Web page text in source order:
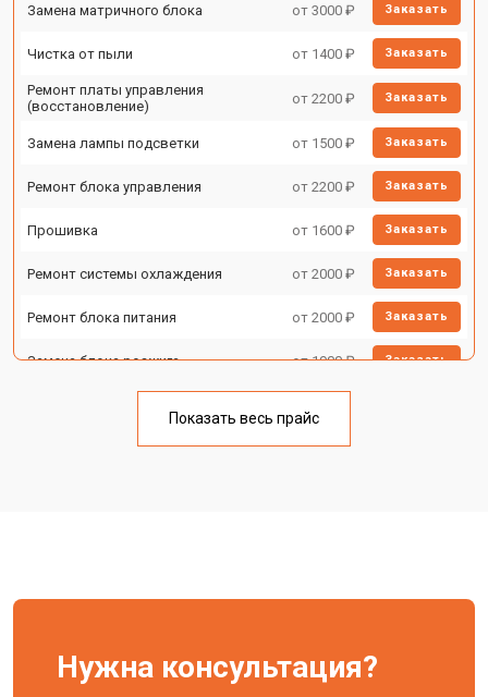
Замена матричного блока от 3000 ₽ Заказать
Чистка от пыли от 1400 ₽ Заказать
Ремонт платы управления
(восстановление)
от 2200 ₽ Заказать
Замена лампы подсветки от 1500 ₽ Заказать
Ремонт блока управления от 2200 ₽ Заказать
Прошивка от 1600 ₽ Заказать
Ремонт системы охлаждения от 2000 ₽ Заказать
Ремонт блока питания от 2000 ₽ Заказать
Замена блока розжига от 1900 ₽ Заказать
Показать весь прайс
Нужна консультация?